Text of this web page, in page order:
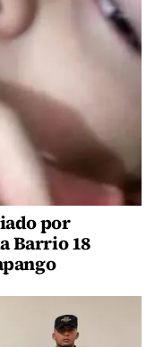
por
Barrio 18